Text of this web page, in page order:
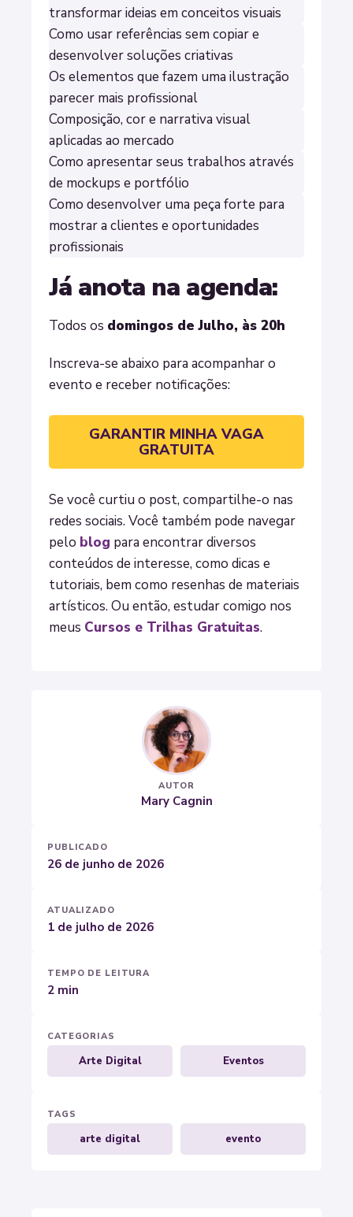
transformar ideias em conceitos visuais
Como usar referências sem copiar e
desenvolver soluções criativas
Os elementos que fazem uma ilustração
parecer mais profissional
Composição, cor e narrativa visual
aplicadas ao mercado
Como apresentar seus trabalhos através
de mockups e portfólio
Como desenvolver uma peça forte para
mostrar a clientes e oportunidades
profissionais
Já anota na agenda:
Todos os domingos de Julho, às 20h
Inscreva-se abaixo para acompanhar o
evento e receber notificações:
GARANTIR MINHA VAGA
GRATUITA
Se você curtiu o post, compartilhe-o nas
redes sociais. Você também pode navegar
pelo blog para encontrar diversos
conteúdos de interesse, como dicas e
tutoriais, bem como resenhas de materiais
artísticos. Ou então, estudar comigo nos
meus Cursos e Trilhas Gratuitas.
AUTOR
Mary Cagnin
PUBLICADO
26 de junho de 2026
ATUALIZADO
1 de julho de 2026
TEMPO DE LEITURA
2 min
CATEGORIAS
Arte Digital Eventos
TAGS
arte digital evento